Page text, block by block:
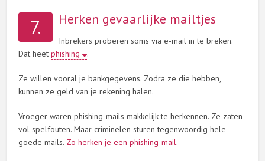
7. Herken gevaarlijke mailtjes
Inbrekers proberen soms via e-mail in te breken.
Dat heetphishing .
Ze willen vooral je bankgegevens. Zodra ze die hebben,
kunnen ze geld van je rekening halen.
Vroeger waren phishing-mails makkelijk te herkennen. Ze zaten
vol spelfouten. Maar criminelen sturen tegenwoordig hele
goede mails. Zo herken je een phishing-mail.